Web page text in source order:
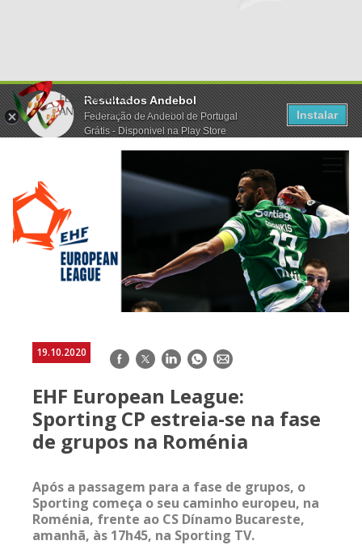
Resultados Andebol
Federação de Andebol de Portugal
Grátis - Disponivel na Play Store
Instalar
19.10.2020 Facebook
TwitterLinkedInWhatsApp
E-
EHF European League:
Sporting CP estreia-se na fase
de grupos na Roménia
Após a passagem para a fase de grupos, o
Sporting começa o seu caminho europeu, na
Roménia, frente ao CS Dínamo Bucareste,
amanhã, às 17h45, na Sporting TV.